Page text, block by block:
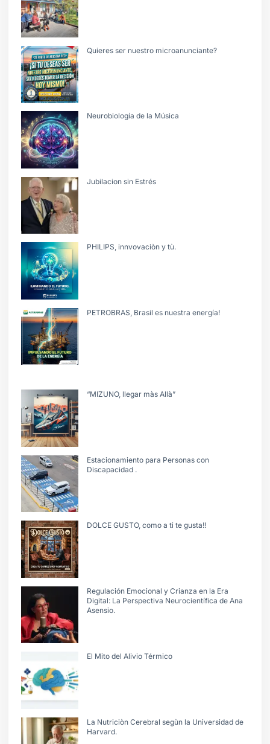
Quieres ser nuestro microanunciante?
Neurobiología de la Música
Jubilacion sin Estrés
PHILIPS, innvovaciòn y tù.
PETROBRAS, Brasil es nuestra energía!
“MIZUNO, llegar màs Allà”
Estacionamiento para Personas con
Discapacidad .
DOLCE GUSTO, como a ti te gusta!!
Regulación Emocional y Crianza en la Era
Digital: La Perspectiva Neurocientífica de Ana
Asensio.
El Mito del Alivio Térmico
La Nutriciòn Cerebral segùn la Universidad de
Harvard.